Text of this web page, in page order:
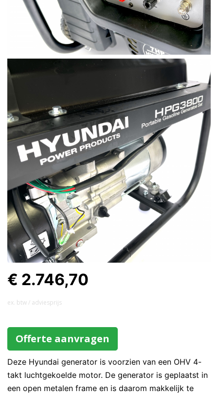
€ 2.746,70
ex. btw / adviesprijs
Offerte aanvragen
Deze Hyundai generator is voorzien van een OHV 4-
takt luchtgekoelde motor. De generator is geplaatst in
een open metalen frame en is daarom makkelijk te